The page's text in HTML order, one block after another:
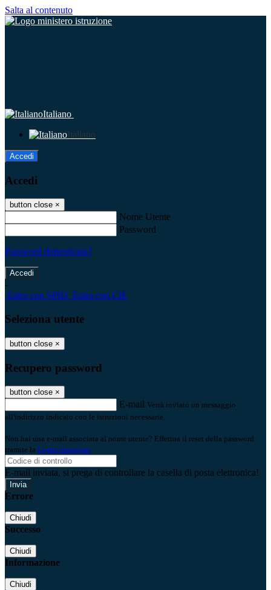
Salta al contenuto
Italiano
Italiano
Accedi
Accedi
button close ×
Nome Utente
Password
Password dimenticata?
-
Entra con SPID Entra con CIE
Seleziona utente
button close ×
Recupero password
button close ×
E-mail Verrà inviato un messaggio
all'indirizzo indicato con le istruzioni necessarie.
Non hai una e-mail associata al nome utente? Effettua il reset della password
tramite la Login Spaggiari
E-mail inviata, si prega di controllare la casella di posta elettronica!
Errore
Chiudi
Successo
Chiudi
Informazione
Chiudi